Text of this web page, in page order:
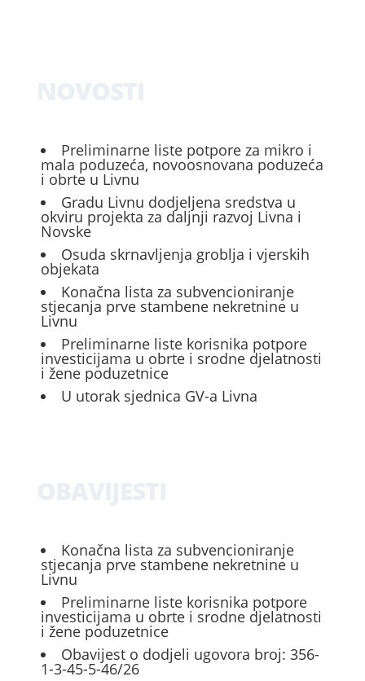
Preliminarne liste potpore za mikro i
mala poduzeća, novoosnovana poduzeća
i obrte u Livnu
Gradu Livnu dodjeljena sredstva u
okviru projekta za daljnji razvoj Livna i
Novske
Osuda skrnavljenja groblja i vjerskih
objekata
Konačna lista za subvencioniranje
stjecanja prve stambene nekretnine u
Livnu
Preliminarne liste korisnika potpore
investicijama u obrte i srodne djelatnosti
i žene poduzetnice
U utorak sjednica GV-a Livna
Konačna lista za subvencioniranje
stjecanja prve stambene nekretnine u
Livnu
Preliminarne liste korisnika potpore
investicijama u obrte i srodne djelatnosti
i žene poduzetnice
Obavijest o dodjeli ugovora broj: 356-
1-3-45-5-46/26